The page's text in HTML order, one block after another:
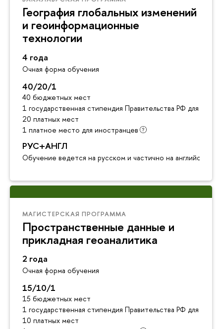
География глобальных изменений
и геоинформационные
технологии
4 года
Очная форма обучения
40/20/1
40 бюджетных мест
1 государственная стипендия Правительства РФ для
20 платных мест
1 платное место для иностранцев
РУС+АНГЛ
Обучение ведется на русском и частично на английском
МАГИСТЕРСКАЯ ПРОГРАММА
Пространственные данные и
прикладная геоаналитика
2 года
Очная форма обучения
15/10/1
15 бюджетных мест
1 государственная стипендия Правительства РФ для
10 платных мест